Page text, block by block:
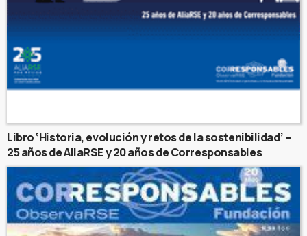
Libro ‘Historia, evolución y retos de la sostenibilidad’ –
25 años de AliaRSE y 20 años de Corresponsables